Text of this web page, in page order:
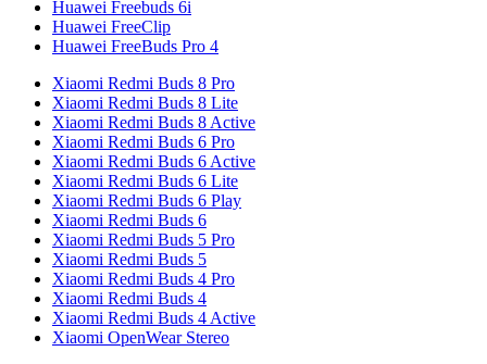
Huawei Freebuds 6i
Huawei FreeClip
Huawei FreeBuds Pro 4
Xiaomi Redmi Buds 8 Pro
Xiaomi Redmi Buds 8 Lite
Xiaomi Redmi Buds 8 Active
Xiaomi Redmi Buds 6 Pro
Xiaomi Redmi Buds 6 Active
Xiaomi Redmi Buds 6 Lite
Xiaomi Redmi Buds 6 Play
Xiaomi Redmi Buds 6
Xiaomi Redmi Buds 5 Pro
Xiaomi Redmi Buds 5
Xiaomi Redmi Buds 4 Pro
Xiaomi Redmi Buds 4
Xiaomi Redmi Buds 4 Active
Xiaomi OpenWear Stereo